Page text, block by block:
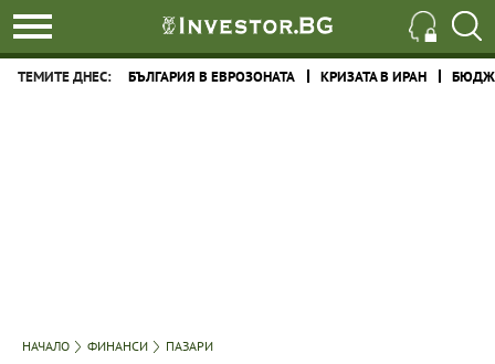
ТЕМИТЕ ДНЕС: БЪЛГАРИЯ В ЕВРОЗОНАТА КРИЗАТА В ИРАН
НАЧАЛО ФИНАНСИ ПАЗАРИ